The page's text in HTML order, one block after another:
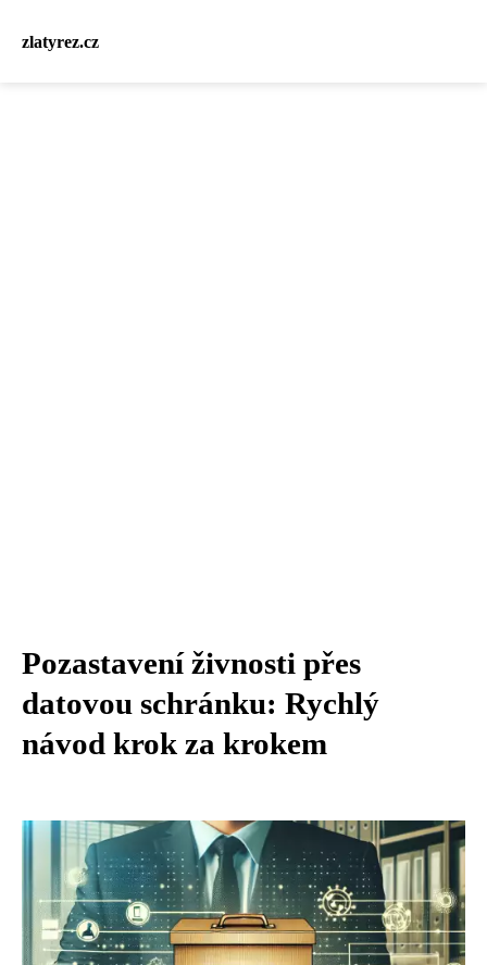
zlatyrez.cz
Pozastavení živnosti přes
datovou schránku: Rychlý
návod krok za krokem